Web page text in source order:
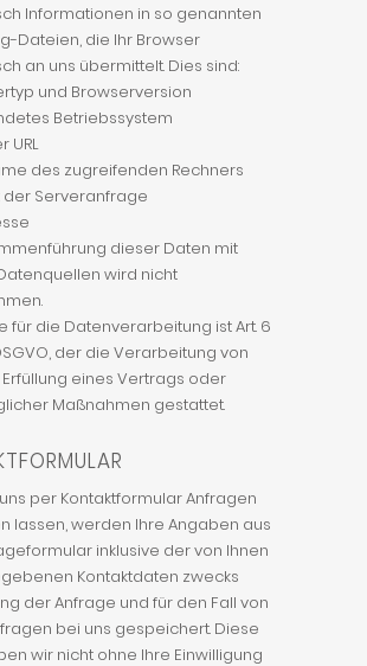
Informationen in so genannten
Dateien, die Ihr Browser
an uns übermittelt. Dies sind:
und Browserversion
Betriebssystem
URL
des zugreifenden Rechners
der Serveranfrage
dieser Daten mit
wird nicht
für die Datenverarbeitung ist Art. 6
der die Verarbeitung von
eines Vertrags oder
Maßnahmen gestattet.
per Kontaktformular Anfragen
lassen, werden Ihre Angaben aus
inklusive der von Ihnen
Kontaktdaten zwecks
der Anfrage und für den Fall von
bei uns gespeichert. Diese
wir nicht ohne Ihre Einwilligung